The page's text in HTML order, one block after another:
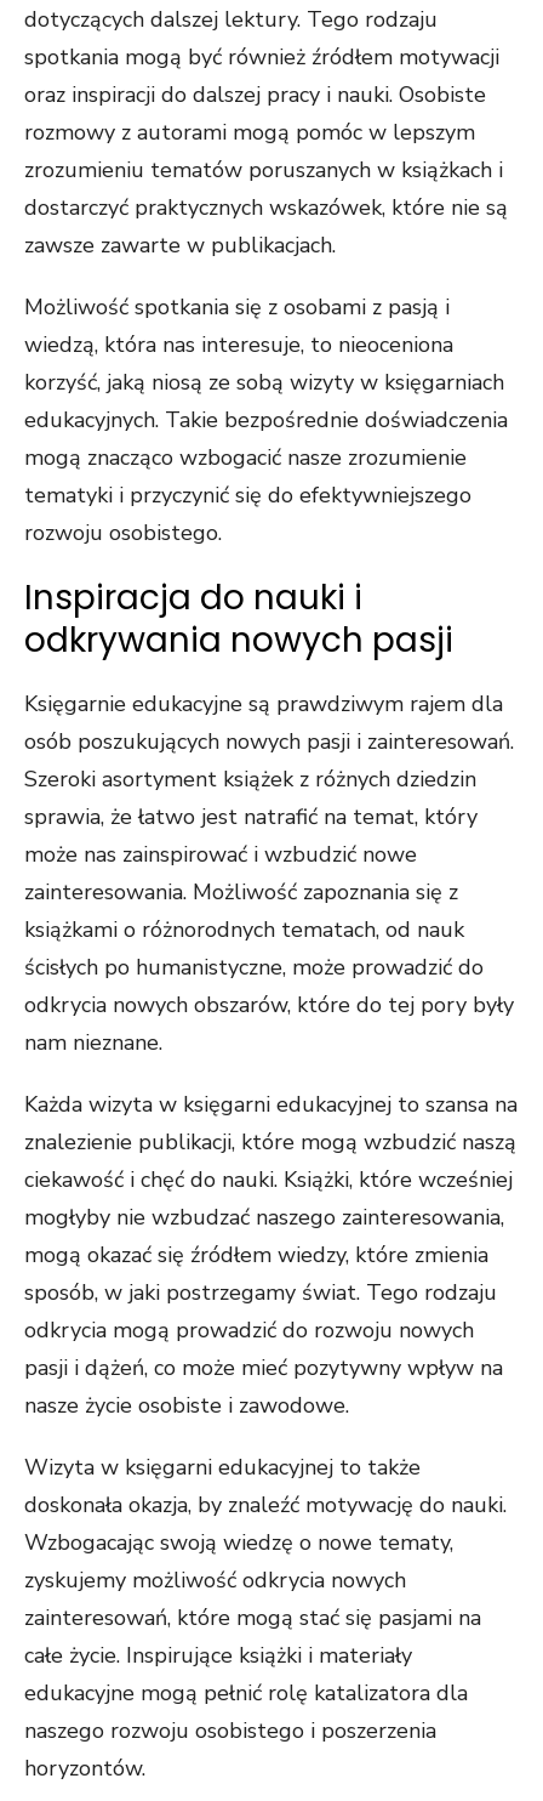
dotyczących dalszej lektury. Tego rodzaju
spotkania mogą być również źródłem motywacji
oraz inspiracji do dalszej pracy i nauki. Osobiste
rozmowy z autorami mogą pomóc w lepszym
zrozumieniu tematów poruszanych w książkach i
dostarczyć praktycznych wskazówek, które nie są
zawsze zawarte w publikacjach.
Możliwość spotkania się z osobami z pasją i
wiedzą, która nas interesuje, to nieoceniona
korzyść, jaką niosą ze sobą wizyty w księgarniach
edukacyjnych. Takie bezpośrednie doświadczenia
mogą znacząco wzbogacić nasze zrozumienie
tematyki i przyczynić się do efektywniejszego
rozwoju osobistego.
Inspiracja do nauki i
odkrywania nowych pasji
Księgarnie edukacyjne są prawdziwym rajem dla
osób poszukujących nowych pasji i zainteresowań.
Szeroki asortyment książek z różnych dziedzin
sprawia, że łatwo jest natrafić na temat, który
może nas zainspirować i wzbudzić nowe
zainteresowania. Możliwość zapoznania się z
książkami o różnorodnych tematach, od nauk
ścisłych po humanistyczne, może prowadzić do
odkrycia nowych obszarów, które do tej pory były
nam nieznane.
Każda wizyta w księgarni edukacyjnej to szansa na
znalezienie publikacji, które mogą wzbudzić naszą
ciekawość i chęć do nauki. Książki, które wcześniej
mogłyby nie wzbudzać naszego zainteresowania,
mogą okazać się źródłem wiedzy, które zmienia
sposób, w jaki postrzegamy świat. Tego rodzaju
odkrycia mogą prowadzić do rozwoju nowych
pasji i dążeń, co może mieć pozytywny wpływ na
nasze życie osobiste i zawodowe.
Wizyta w księgarni edukacyjnej to także
doskonała okazja, by znaleźć motywację do nauki.
Wzbogacając swoją wiedzę o nowe tematy,
zyskujemy możliwość odkrycia nowych
zainteresowań, które mogą stać się pasjami na
całe życie. Inspirujące książki i materiały
edukacyjne mogą pełnić rolę katalizatora dla
naszego rozwoju osobistego i poszerzenia
horyzontów.